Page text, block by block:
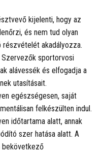
kijelenti, hogy az
és nem tud olyan
részvételét akadályozza.
Szervezők sportorvosi
alávessék és elfogadja a
utasításait.
egészségesen, saját
felkészülten indul.
időtartama alatt, annak
szer hatása alatt. A
bekövetkező